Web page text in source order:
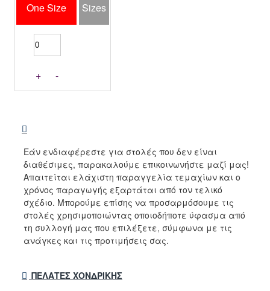
One Size
Sizes
+ -
Εάν ενδιαφέρεστε για στολές που δεν είναι
διαθέσιμες, παρακαλούμε επικοινωνήστε μαζί μας!
Απαιτείται ελάχιστη παραγγελία τεμαχίων και ο
χρόνος παραγωγής εξαρτάται από τον τελικό
σχέδιο. Μπορούμε επίσης να προσαρμόσουμε τις
στολές χρησιμοποιώντας οποιοδήποτε ύφασμα από
τη συλλογή μας που επιλέξετε, σύμφωνα με τις
ανάγκες και τις προτιμήσεις σας.
ΠΕΛΆΤΕΣ ΧΟΝΔΡΙΚΉΣ